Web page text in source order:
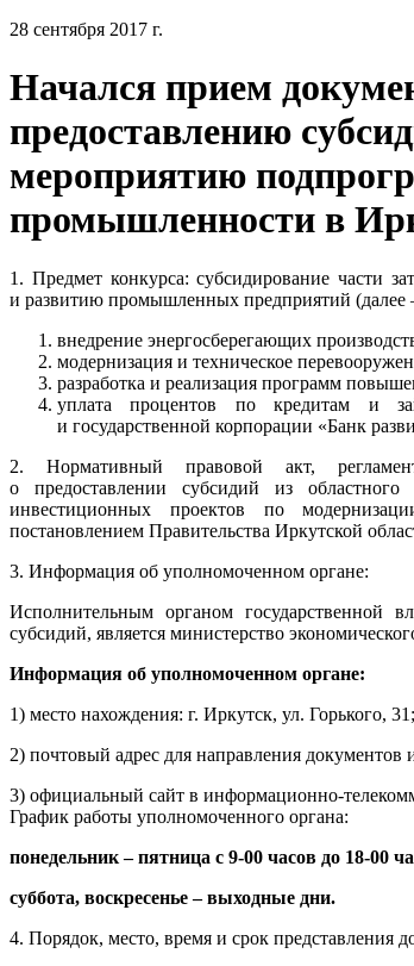
28 сентября 2017 г.
Начался прием
предоставлению
мероприятию
промышленности в
1. Предмет конкурса: субсидирование части
и развитию промышленных предприятий (далее
внедрение энергосберегающих
модернизация и техническое
разработка и реализация программ
уплата процентов по кредитам и
и государственной корпорации «Банк
2. Нормативный правовой акт,
о предоставлении субсидий из
инвестиционных проектов по
постановлением Правительства Иркутской
3. Информация об уполномоченном органе:
Исполнительным органом государственной
субсидий, является министерство
Информация об уполномоченном органе:
1) место нахождения: г. Иркутск, ул. Горького, 31;
2) почтовый адрес для направления
3) официальный сайт в информационно-
График работы уполномоченного органа:
понедельник – пятница с 9-00 часов до 18-00
суббота, воскресенье – выходные дни.
4. Порядок, место, время и срок представления